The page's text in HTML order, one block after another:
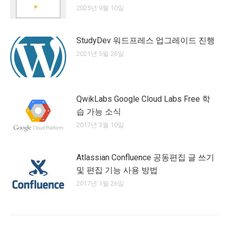
2025년 9월 10일
StudyDev 워드프레스 업그레이드 진행
2021년 5월 26일
QwikLabs Google Cloud Labs Free 학
습 가능 소식
2017년 3월 10일
Atlassian Confluence 공동편집 글 쓰기
및 편집 기능 사용 방법
2017년 1월 26일